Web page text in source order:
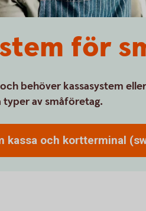
för
behöver kassasystem
av småföretag.
kassa och kortterminal